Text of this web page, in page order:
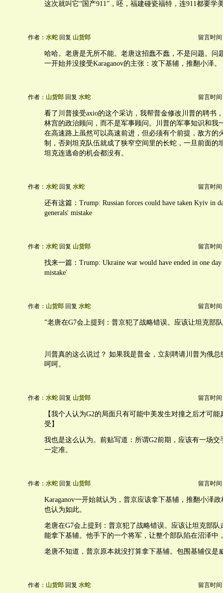
这次就叫它“国产911”，呸，福建碰瓷福特，连911都要学
作者： 水蛇 回复 山货郎 留言时间
哈哈。老唐是无所不能。老唐这招蠢不蠢，不是问题。问
一开始并没接受Karaganov的主张：攻下基辅，推翻小泽。
作者： 山货郎 回复 水蛇 留言时间
看了川普接受axio的这个采访，我帮普金修改川普的聘书
林宫的政治顾问，而不是军事顾问。川普的军事知识和我
在高速路上虽然可以高速前进，但必须有个前提，敌方的
制，否则坦克队伍就成了狭窄空间里的长蛇，一旦前面的
坦克连逃命的机会都没有。
作者： 水蛇 回复 水蛇 留言时间
还有这篇：Trump: Russian forces could have taken Kyiv in
generals' mistake
作者： 水蛇 回复 山货郎 留言时间
找来一篇：Trump: Ukraine war would have ended in one
mistake'
作者： 山货郎 回复 水蛇 留言时间
”老唐在G7会上提到：普京犯了战略错误。应该让坦克部
川普真的这么说过？ 如果我是普金，立刻聘请川普为俄
呵呵。
作者： 水蛇 回复 山货郎 留言时间
【我个人认为G2的局面只有可能中美发生对撞之后才可
受】
我也是这么认为。前贴写道：所谓G2前期，应该有一场交
一定准。
作者： 水蛇 回复 山货郎 留言时间
Karaganov一开始就认为，普京应该拿下基辅，推翻小泽
也认为如此。
老唐在G7会上提到：普京犯了战略错误。应该让坦克部队
能拿下基辅。他手下的一个将军，让整个部队陷在沼泽中
老唐不知道，普京原本就没打算拿下基辅。包围基辅仅是
作者： 山货郎 回复 水蛇 留言时间